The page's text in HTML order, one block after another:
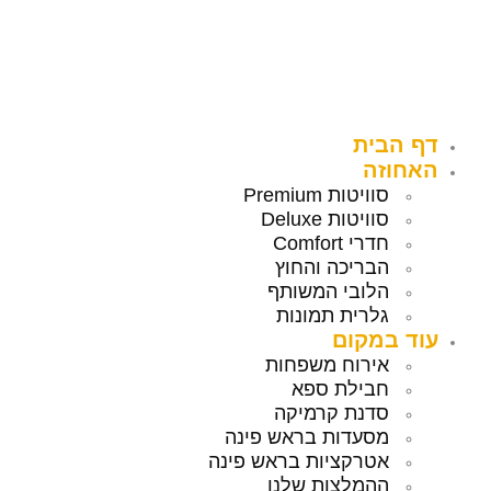
דף הבית
האחוזה
סוויטות Premium
סוויטות Deluxe
חדרי Comfort
הבריכה והחוץ
הלובי המשותף
גלרית תמונות
עוד במקום
אירוח משפחות
חבילת ספא
סדנת קרמיקה
מסעדות בראש פינה
אטרקציות בראש פינה
ההמלצות שלנו